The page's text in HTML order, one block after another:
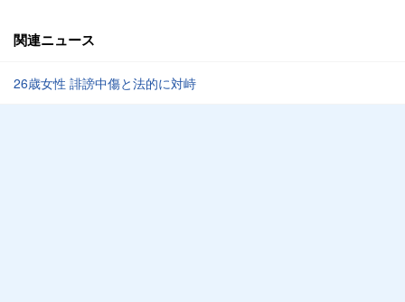
関連ニュース
26歳女性 誹謗中傷と法的に対峙